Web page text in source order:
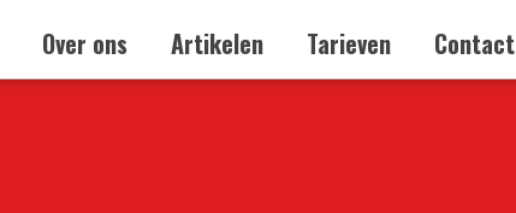
Over ons Artikelen Tarieven Contact